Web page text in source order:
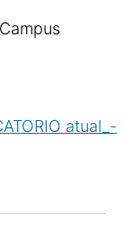
atual_-